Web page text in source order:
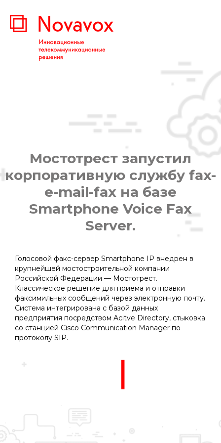
Мостотрест запустил
корпоративную службу fax-
e-mail-fax на базе
Smartphone Voice Fax
Server.
Голосовой факс-сервер Smartphone IP внедрен в
крупнейшей мостостроительной компании
Российской Федерации — Мостотрест.
Классическое решение для приема и отправки
факсимильных сообщений через электронную почту.
Система интегрирована с базой данных
предприятия посредством Acitve Directory, стыковка
со станцией Cisco Communication Manager по
протоколу SIP.